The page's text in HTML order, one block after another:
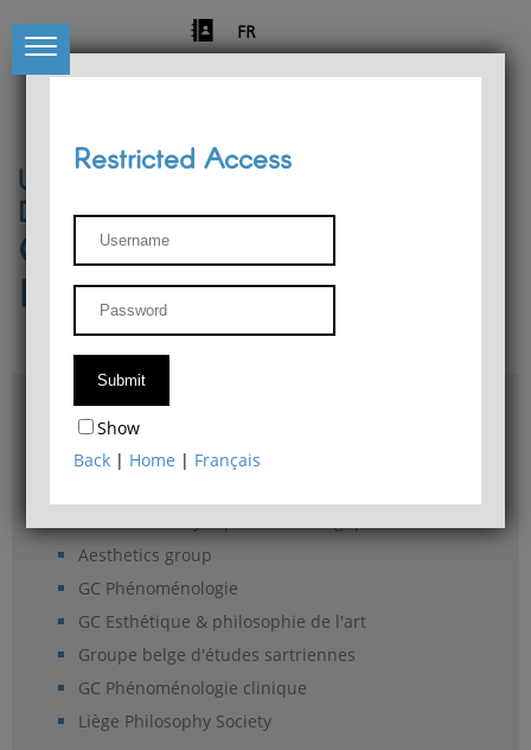
FR
University of Liège
Départment of Philosophy
Center for Phenomenological
Research
Access & maps
Philosophy Department Library
Aesthetics group
GC Phénoménologie
GC Esthétique & philosophie de l'art
Groupe belge d'études sartriennes
GC Phénoménologie clinique
Liège Philosophy Society
Restricted Access
Show
Back | Home | Français